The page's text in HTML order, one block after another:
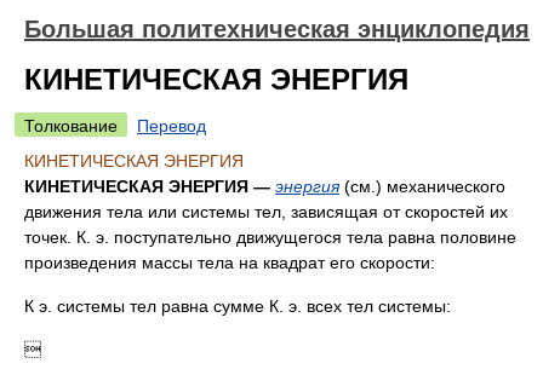
Большая политехническая энциклопедия
КИНЕТИЧЕСКАЯ ЭНЕРГИЯ
Толкование
Перевод
КИНЕТИЧЕСКАЯ ЭНЕРГИЯ
КИНЕТИЧЕСКАЯ ЭНЕРГИЯ — энергия(см.) механического
движения тела или системы тел, зависящая от скоростей их
точек. К. э. поступательно движущегося тела равна половине
произведения массы тела на квадрат его скорости:
К э. системы тел равна сумме К. э. всех тел системы:
